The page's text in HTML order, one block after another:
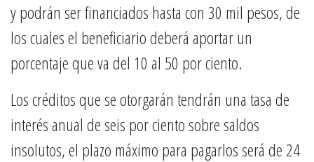
y podrán ser financiados hasta con 30 mil pesos, de
los cuales el beneficiario deberá aportar un
porcentaje que va del 10 al 50 por ciento.
Los créditos que se otorgarán tendrán una tasa de
interés anual de seis por ciento sobre saldos
insolutos, el plazo máximo para pagarlos será de 24